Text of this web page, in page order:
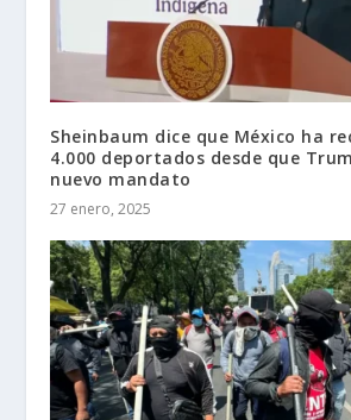
Sheinbaum dice que México ha
4.000 deportados desde que
nuevo mandato
27 enero, 2025